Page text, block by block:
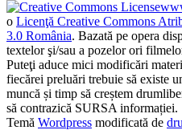
o Licenţă Creative Commons
3.0 România. Bazată pe opera
textelor şi/sau a pozelor ori
Puteţi aduce mici modificări
fiecărei preluări trebuie să existe
muncă și timp să creștem
să contrazică SURSA informației.
Temă Wordpress modificată de